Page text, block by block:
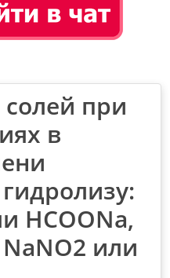
солей при
в
HCOONa,
или